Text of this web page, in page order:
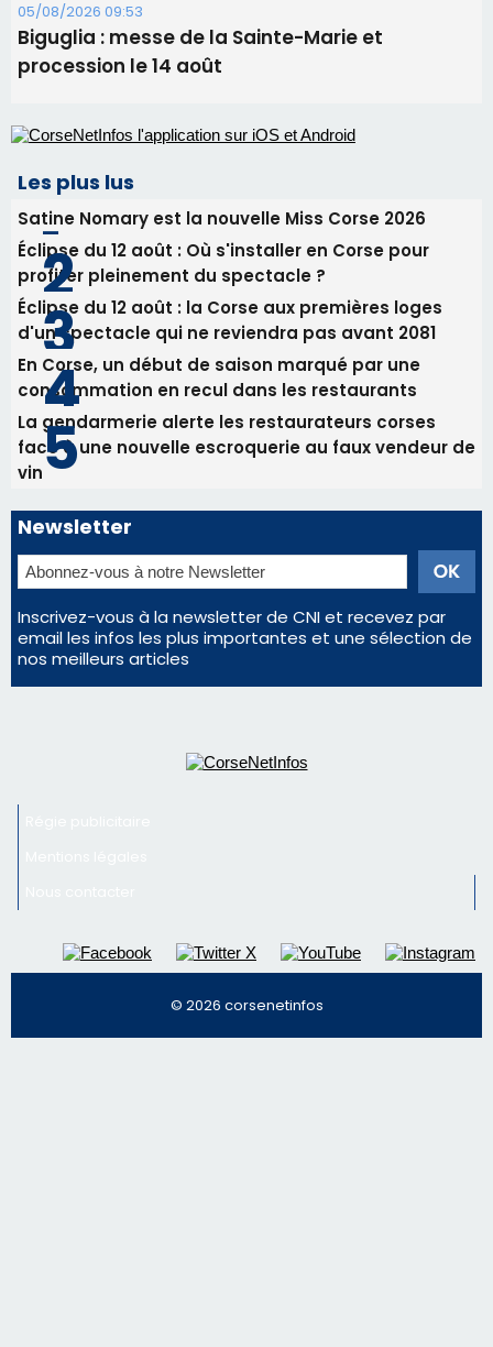
06/08/2026 15:25
Corte – L’association A Nuciola organise une
projection sous les étoiles
Alata - Soirée Tango Argentin au stade de San
Benedetto
05/08/2026 09:53
Biguglia : messe de la Sainte-Marie et
procession le 14 août
Les plus lus
Satine Nomary est la nouvelle Miss Corse 2026
Éclipse du 12 août : Où s'installer en Corse pour
profiter pleinement du spectacle ?
Éclipse du 12 août : la Corse aux premières loges
d'un spectacle qui ne reviendra pas avant 2081
En Corse, un début de saison marqué par une
consommation en recul dans les restaurants
La gendarmerie alerte les restaurateurs corses
face à une nouvelle escroquerie au faux vendeur de